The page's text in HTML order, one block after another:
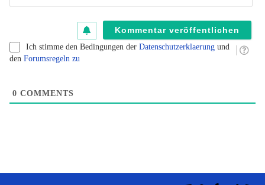
Ich stimme den Bedingungen der Datenschutzerklaerung und
den Forumsregeln zu
0 COMMENTS